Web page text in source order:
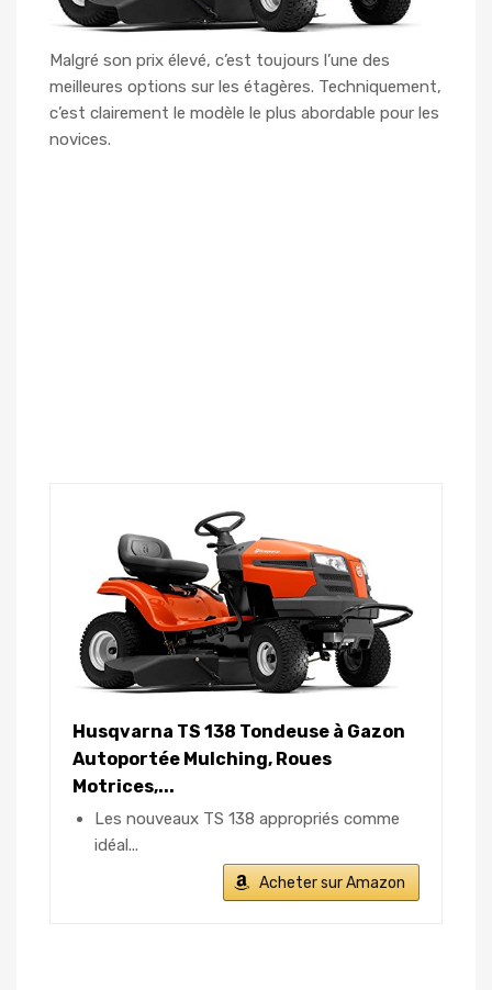
Malgré son prix élevé, c’est toujours l’une des
meilleures options sur les étagères. Techniquement,
c’est clairement le modèle le plus abordable pour les
novices.
Husqvarna TS 138 Tondeuse à Gazon
Autoportée Mulching, Roues
Motrices,...
Les nouveaux TS 138 appropriés comme
idéal...
Acheter sur Amazon